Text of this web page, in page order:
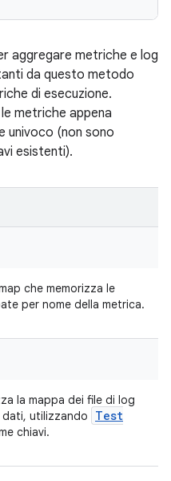
aggregare metriche e log
da questo metodo
di esecuzione.
metriche appena
univoco (non sono
esistenti).
che memorizza le
per nome della metrica.
la mappa dei file di log
utilizzando
Test
chiavi.